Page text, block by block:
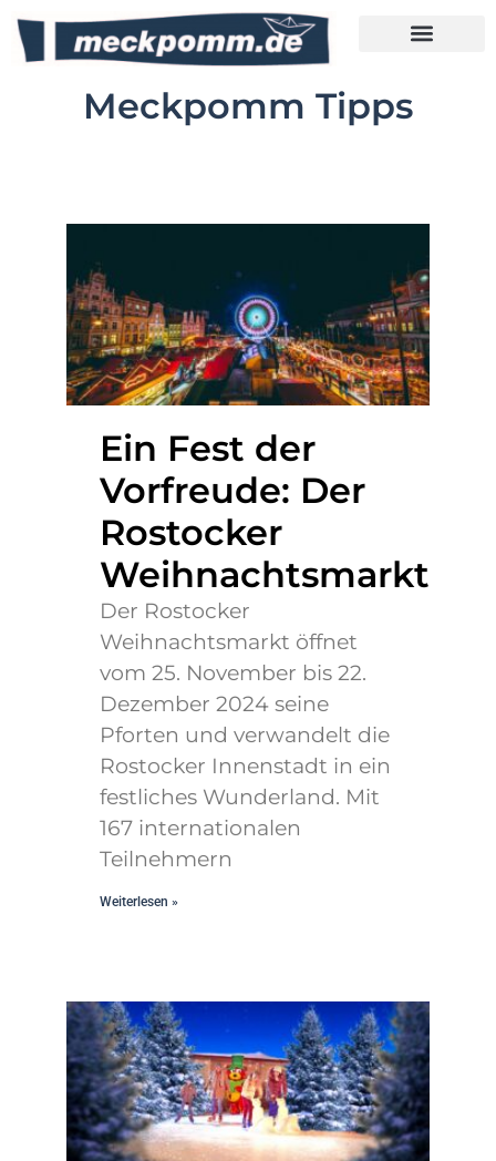
Meckpomm Tipps
Ein Fest der
Vorfreude: Der
Rostocker
Weihnachtsmarkt
Der Rostocker
Weihnachtsmarkt öffnet
vom 25. November bis 22.
Dezember 2024 seine
Pforten und verwandelt die
Rostocker Innenstadt in ein
festliches Wunderland. Mit
167 internationalen
Teilnehmern
Weiterlesen »